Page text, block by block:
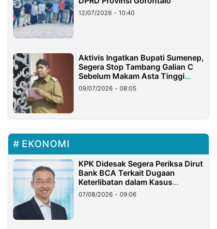
12/07/2026 - 10:40
Aktivis Ingatkan Bupati Sumenep,
Segera Stop Tambang Galian C
Sebelum Makam Asta Tinggi
Longsor
09/07/2026 - 08:05
EKONOMI
KPK Didesak Segera Periksa Dirut
Bank BCA Terkait Dugaan
Keterlibatan dalam Kasus
Hilangnya Dana Nasabah Rp2,58
Miliar
07/08/2026 - 09:06